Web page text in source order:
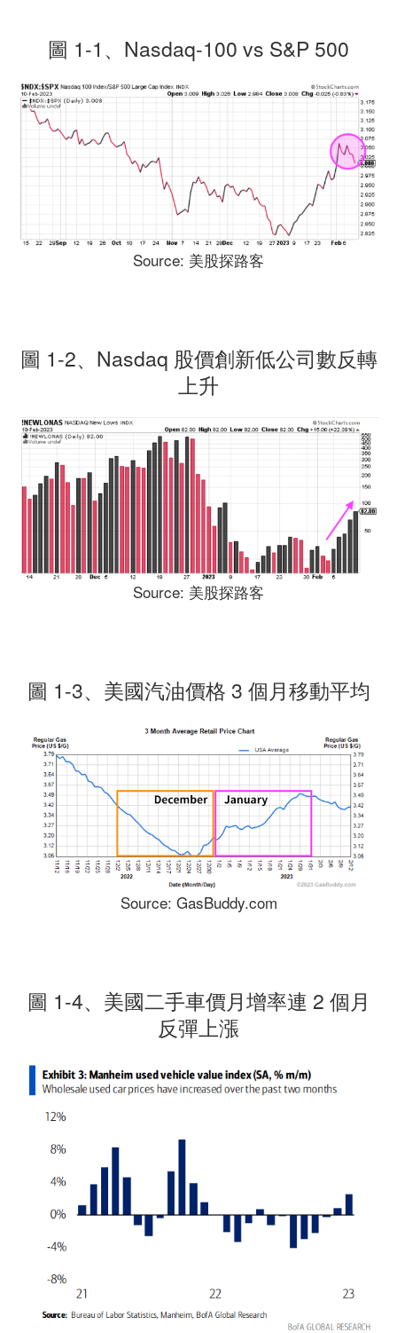
圖 1-1、Nasdaq-100 vs S&P 500
Source: 美股探路客
圖 1-2、Nasdaq 股價創新低公司數反轉
上升
Source: 美股探路客
圖 1-3、美國汽油價格 3 個月移動平均
Source: GasBuddy.com
圖 1-4、美國二手車價月增率連 2 個月
反彈上漲